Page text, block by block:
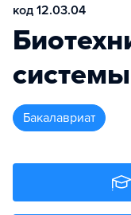
код 12.03.04
бакалавриат